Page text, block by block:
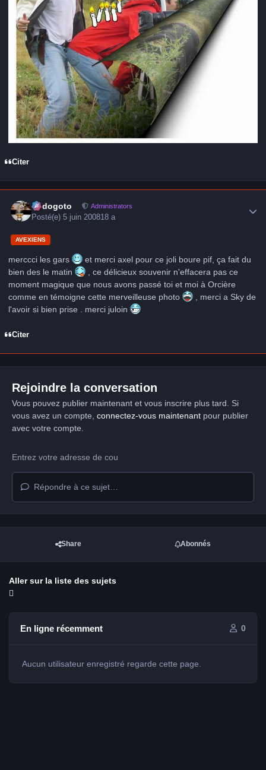
Citer
frédogoto Administrators
Posté(e)5 juin 200818 a
AVEXIENS
merccci les gars
et merci axel pour ce joli boure pif, ça fait du
bien des le matin
, ce délicieux souvenir n'effacera pas ce
moment magique que nous avons passé toi et moi à Orcière
comme en témoigne cette merveilleuse photo
, merci a Sky de
l'avoir si bien prise . merci juloin
Citer
Rejoindre la conversation
Vous pouvez publier maintenant et vous inscrire plus tard. Si
vous avez un compte, connectez-vous maintenantpour publier
avec votre compte.
Répondre à ce sujet…
Share Abonnés
Aller sur la liste des sujets
En ligne récemment 0
Aucun utilisateur enregistré regarde cette page.